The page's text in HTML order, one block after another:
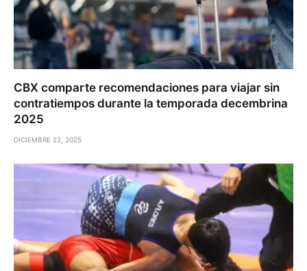
CBX comparte recomendaciones para viajar sin
contratiempos durante la temporada decembrina
2025
DICIEMBRE 22, 2025